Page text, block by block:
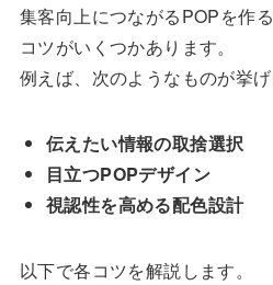
集客向上につながるPOPを作
コツがいくつかあります。
例えば、次のようなものが挙げ
伝えたい情報の取捨選択
目立つPOPデザイン
視認性を高める配色設計
以下で各コツを解説します。